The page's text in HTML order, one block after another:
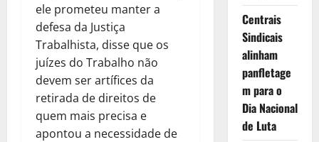
ele prometeu manter a
defesa da Justiça
Trabalhista, disse que os
juízes do Trabalho não
devem ser artífices da
retirada de direitos de
quem mais precisa e
apontou a necessidade de
Centrais
Sindicais
alinham
panfletage
m para o
Dia Nacional
de Luta